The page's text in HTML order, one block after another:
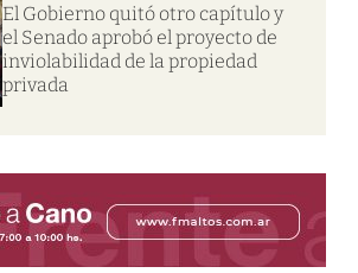
El Gobierno quitó otro capítulo y
el Senado aprobó el proyecto de
inviolabilidad de la propiedad
privada